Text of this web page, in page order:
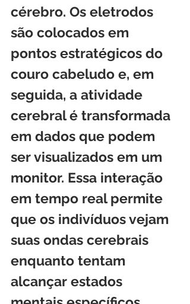
cérebro. Os eletrodos
são colocados em
pontos estratégicos do
couro cabeludo e, em
seguida, a atividade
cerebral é transformada
em dados que podem
ser visualizados em um
monitor. Essa interação
em tempo real permite
que os indivíduos vejam
suas ondas cerebrais
enquanto tentam
alcançar estados